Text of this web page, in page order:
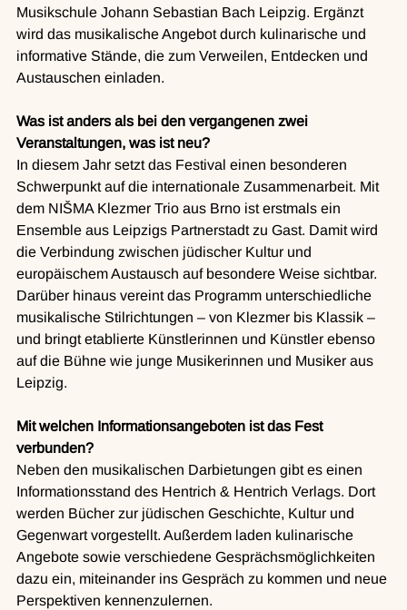
Musikschule Johann Sebastian Bach Leipzig. Ergänzt
wird das musikalische Angebot durch kulinarische und
informative Stände, die zum Verweilen, Entdecken und
Austauschen einladen.
Was ist anders als bei den vergangenen zwei
Veranstaltungen, was ist neu?
In diesem Jahr setzt das Festival einen besonderen
Schwerpunkt auf die internationale Zusammenarbeit. Mit
dem NIŠMA Klezmer Trio aus Brno ist erstmals ein
Ensemble aus Leipzigs Partnerstadt zu Gast. Damit wird
die Verbindung zwischen jüdischer Kultur und
europäischem Austausch auf besondere Weise sichtbar.
Darüber hinaus vereint das Programm unterschiedliche
musikalische Stilrichtungen – von Klezmer bis Klassik –
und bringt etablierte Künstlerinnen und Künstler ebenso
auf die Bühne wie junge Musikerinnen und Musiker aus
Leipzig.
Mit welchen Informationsangeboten ist das Fest
verbunden?
Neben den musikalischen Darbietungen gibt es einen
Informationsstand des Hentrich & Hentrich Verlags. Dort
werden Bücher zur jüdischen Geschichte, Kultur und
Gegenwart vorgestellt. Außerdem laden kulinarische
Angebote sowie verschiedene Gesprächsmöglichkeiten
dazu ein, miteinander ins Gespräch zu kommen und neue
Perspektiven kennenzulernen.